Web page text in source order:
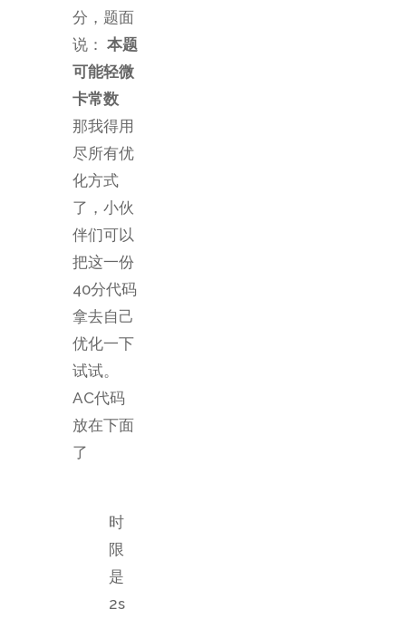
分，题面
说： 本题
可能轻微
卡常数
那我得用
尽所有优
化方式
了，小伙
伴们可以
把这一份
40分代码
拿去自己
优化一下
试试。
AC代码
放在下面
了
时
限
是
2s